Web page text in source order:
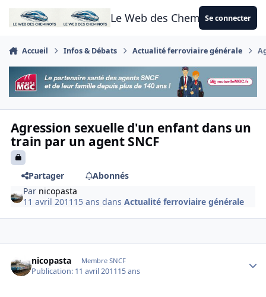
Aller au contenu
Le Web des CheminotsSe connecter
Accueil Infos & Débats Actualité ferroviaire générale
Agression sexuelle d'un enfant dans un
train par un agent SNCF
Partager
Abonnés
Par nicopasta
11 avril 2011 15 ans dansActualité ferroviaire générale
nicopasta Membre SNCF
Publication: 11 avril 201115 ans